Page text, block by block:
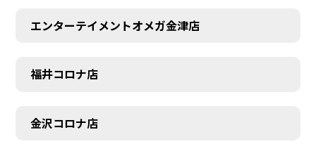
エンターテイメントオメガ金津店
福井コロナ店
金沢コロナ店